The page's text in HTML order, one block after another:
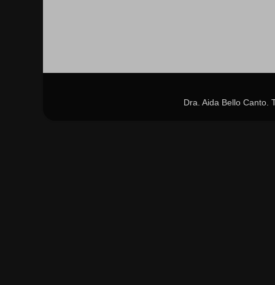
Dra. Aida Bello Canto.